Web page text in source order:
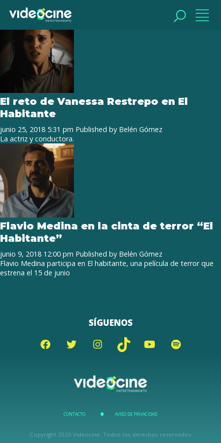
Tag Archive: vanessa restrepo
El reto de Vanessa Restrepo en El
Habitante
junio 25, 2018 5:31 pm Published by Belén Gómez
La actriz y conductora.
Flavio Medina en la cinta de terror “El
Habitante”
junio 9, 2018 12:00 pm Published by Belén Gómez
Flavio Medina participa en El habitante, una película de terror que
estrena el 15 de junio
SÍGUENOS
CONTACTO AVISO DE PRIVACIDAD
Copyright 2020 Videocine. Todos los derechos reservados